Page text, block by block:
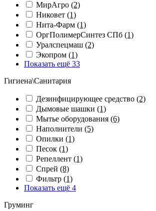
МирАгро (2)
Никовет (1)
Нита-Фарм (1)
ОргПолимерСинтез СПб (1)
Уралспецмаш (2)
Экопром (1)
Показать ещё 33
Гигиена\Санитария
Дезинфицирующее средство (2)
Дымовые шашки (1)
Мытье оборудования (6)
Наполнители (5)
Опилки (1)
Песок (1)
Репеллент (1)
Спрей (8)
Фильтр (1)
Показать ещё 4
Груминг